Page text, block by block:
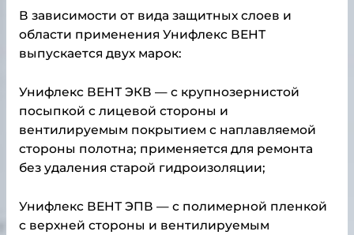
В зависимости от вида защитных слоев и
области применения Унифлекс ВЕНТ
выпускается двух марок:
Унифлекс ВЕНТ ЭКВ — с крупнозернистой
посыпкой с лицевой стороны и
вентилируемым покрытием с наплавляемой
стороны полотна; применяется для ремонта
без удаления старой гидроизоляции;
Унифлекс ВЕНТ ЭПВ — с полимерной пленкой
с верхней стороны и вентилируемым